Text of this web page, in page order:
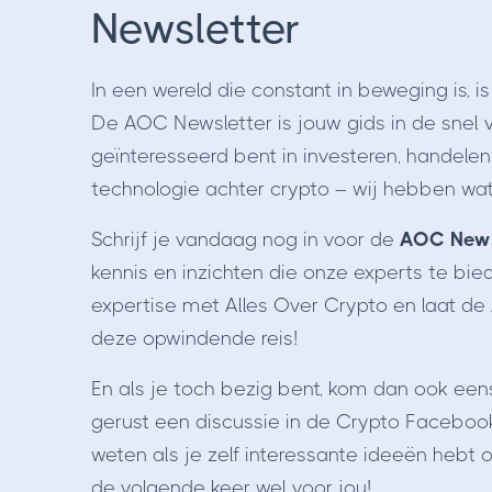
Newsletter
In een wereld die constant in beweging is,
De AOC Newsletter is jouw gids in de snel
geïnteresseerd bent in investeren,
technologie achter crypto – wij hebben
Schrijf je vandaag nog in voor de AOC
kennis en inzichten die onze experts te
expertise met Alles Over Crypto en laat
deze opwindende reis!
En als je toch bezig bent, kom dan ook
gerust een discussie in de Crypto
weten als je zelf interessante ideeën hebt
de volgende keer wel voor jou!